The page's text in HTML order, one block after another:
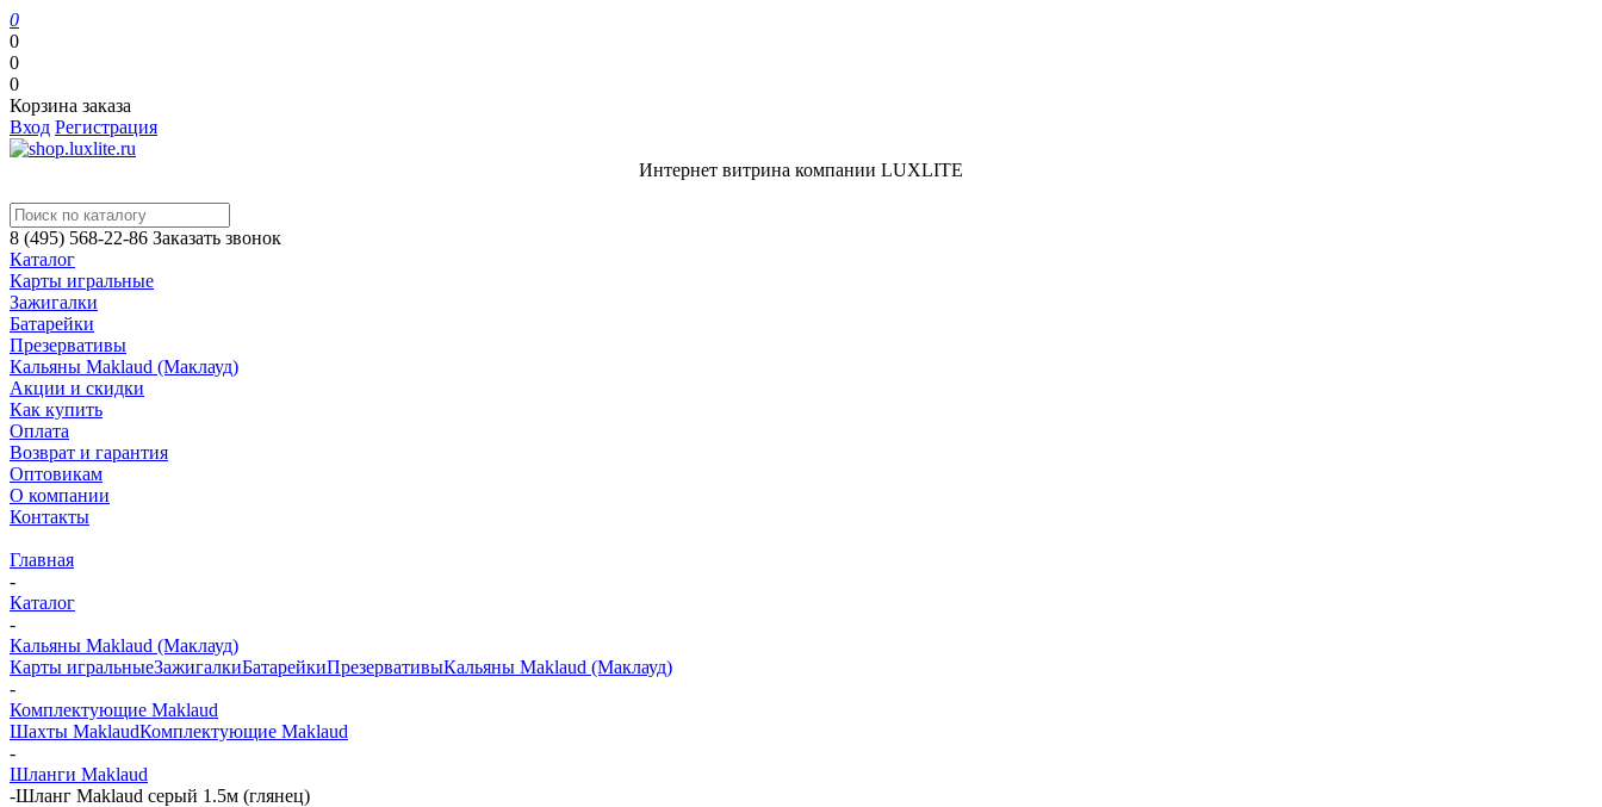
0
0
0
0
Корзина заказа
Вход Регистрация
Интернет витрина компании LUXLITE
8 (495) 568-22-86 Заказать звонок
Каталог
Карты игральные
Зажигалки
Батарейки
Презервативы
Кальяны Maklaud (Маклауд)
Акции и скидки
Как купить
Оплата
Возврат и гарантия
Оптовикам
О компании
Контакты
Главная
-
Каталог
-
Кальяны Maklaud (Маклауд)
Карты игральныеЗажигалкиБатарейкиПрезервативыКальяны Maklaud (Маклауд)
-
Комплектующие Maklaud
Шахты MaklaudКомплектующие Maklaud
-
Шланги Maklaud
-Шланг Maklaud серый 1.5м (глянец)